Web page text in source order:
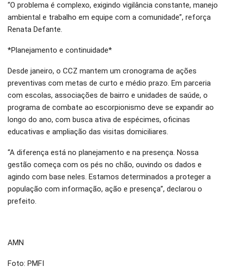
“O problema é complexo, exigindo vigilância constante, manejo
ambiental e trabalho em equipe com a comunidade”, reforça
Renata Defante.
*Planejamento e continuidade*
Desde janeiro, o CCZ mantem um cronograma de ações
preventivas com metas de curto e médio prazo. Em parceria
com escolas, associações de bairro e unidades de saúde, o
programa de combate ao escorpionismo deve se expandir ao
longo do ano, com busca ativa de espécimes, oficinas
educativas e ampliação das visitas domiciliares.
“A diferença está no planejamento e na presença. Nossa
gestão começa com os pés no chão, ouvindo os dados e
agindo com base neles. Estamos determinados a proteger a
população com informação, ação e presença”, declarou o
prefeito.
AMN
Foto: PMFI